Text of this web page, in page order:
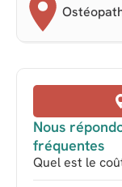
Nous
fréquentes
Quel est le